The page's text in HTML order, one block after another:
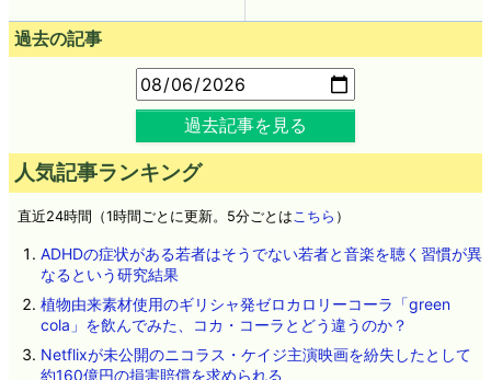
過去の記事
過去記事を見る
人気記事ランキング
直近24時間（1時間ごとに更新。5分ごとはこちら ）
ADHDの症状がある若者はそうでない若者と音楽を聴く習慣が異
なるという研究結果
植物由来素材使用のギリシャ発ゼロカロリーコーラ「green
cola」を飲んでみた、コカ・コーラとどう違うのか？
Netflixが未公開のニコラス・ケイジ主演映画を紛失したとして
約160億円の損害賠償を求められる